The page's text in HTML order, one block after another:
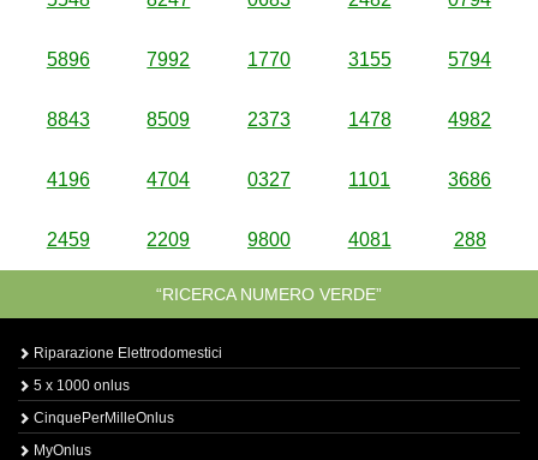
5896 7992 1770 3155 5794
8843 8509 2373 1478 4982
4196 4704 0327 1101 3686
2459 2209 9800 4081 288
“RICERCA NUMERO VERDE”
Riparazione Elettrodomestici
5 x 1000 onlus
CinquePerMilleOnlus
MyOnlus